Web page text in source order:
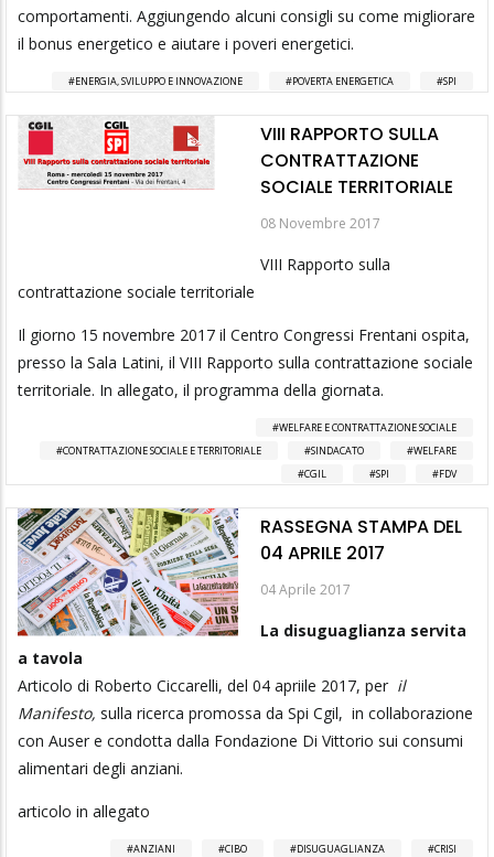
comportamenti. Aggiungendo alcuni consigli su come migliorare
il bonus energetico e aiutare i poveri energetici.
ENERGIA, SVILUPPO E INNOVAZIONE POVERTA ENERGETICA SPI
VIII RAPPORTO SULLA
CONTRATTAZIONE
SOCIALE TERRITORIALE
08 Novembre 2017
VIII Rapporto sulla
contrattazione sociale territoriale
Il giorno 15 novembre 2017 il Centro Congressi Frentani ospita,
presso la Sala Latini, il VIII Rapporto sulla contrattazione sociale
territoriale. In allegato, il programma della giornata.
WELFARE E CONTRATTAZIONE SOCIALE
CONTRATTAZIONE SOCIALE E TERRITORIALE
SINDACATO
WELFARE
CGIL
SPI FDV
RASSEGNA STAMPA DEL
04 APRILE 2017
04 Aprile 2017
La disuguaglianza servita
a tavola
Articolo di Roberto Ciccarelli, del 04 apriile 2017, per il
Manifesto, sulla ricerca promossa da Spi Cgil, in collaborazione
con Auser e condotta dalla Fondazione Di Vittorio sui consumi
alimentari degli anziani.
articolo in allegato
ANZIANI CIBO DISUGUAGLIANZA
CRISI